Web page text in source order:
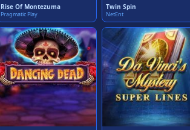
Rise Of Montezuma
Pragmatic Play
Twin Spin
NetEnt